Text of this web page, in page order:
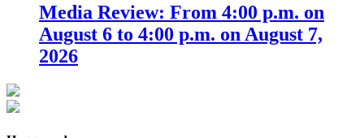
Media Review: From 4:00 p.m. on
August 6 to 4:00 p.m. on August 7,
2026